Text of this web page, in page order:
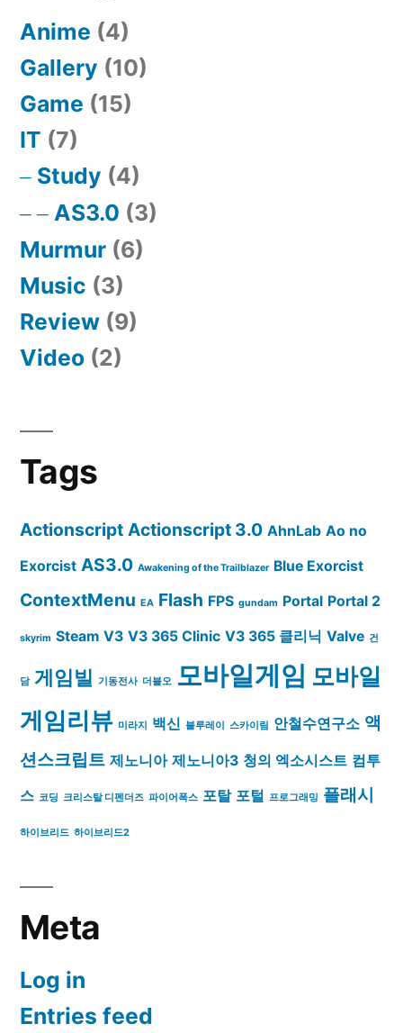
Anime (4)
Gallery (10)
Game (15)
IT (7)
Study (4)
AS3.0 (3)
Murmur (6)
Music (3)
Review (9)
Video (2)
Tags
Actionscript Actionscript 3.0 AhnLab Ao no
Exorcist AS3.0 Awakening of the Trailblazer Blue Exorcist
ContextMenu EA Flash FPS gundam Portal Portal 2
skyrim Steam V3 V3 365 Clinic V3 365 클리닉 Valve 건
담 게임빌 기동전사 더블오 모바일게임 모바일
게임리뷰 미라지 백신 블루레이 스카이림 안철수연구소 액
션스크립트 제노니아 제노니아3 청의 엑소시스트 컴투
스 코딩 크리스탈 디펜더즈 파이어폭스 포탈 포털 프로그래밍 플래시
하이브리드 하이브리드2
Meta
Log in
Entries feed